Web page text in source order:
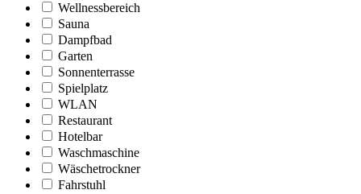
Wellnessbereich
Sauna
Dampfbad
Garten
Sonnenterrasse
Spielplatz
WLAN
Restaurant
Hotelbar
Waschmaschine
Wäschetrockner
Fahrstuhl